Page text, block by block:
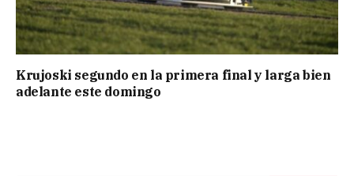
Krujoski segundo en la primera final y larga bien
adelante este domingo